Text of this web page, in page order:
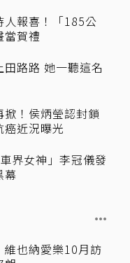
人報喜！「185公
當賀禮
路路 她一聽這名
！侯炳瑩認封鎖
近況曝光
界女神」李冠儀發
幕
也納愛樂10月訪